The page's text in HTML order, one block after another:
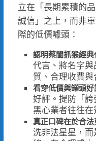
立在「長期累積的
誠信」之上，而非
際的低價噱頭：
認明蔡閨抓猴經典
代言、將名字
質、合理收費與
看穿低價與罐頭好
好評。提防「
黑心業者往往
真正口碑在於合法
洗非法星星，